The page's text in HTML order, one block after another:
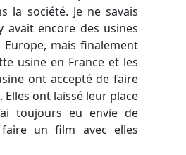
la société. Je ne savais
avait encore des usines
mais finalement
usine en France et les
ont accepté de faire
ont laissé leur place
toujours eu envie de
un film avec elles